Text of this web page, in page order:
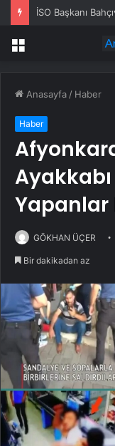
İSO Başkanı
Menü
Anasayfa / Haber
Haber
Yapanlar
GÖKHAN ÜÇER
Bir dakikadan az